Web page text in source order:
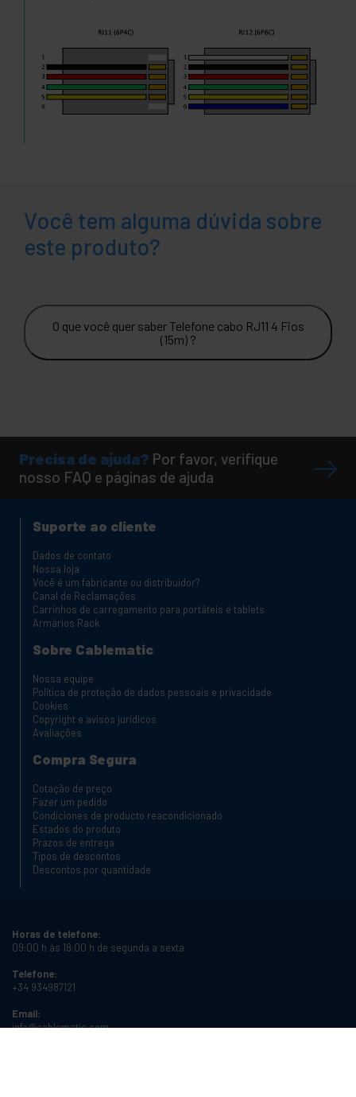
Você tem alguma dúvida sobre
este produto?
O que você quer saber Telefone cabo RJ11 4 Fios
(15m) ?
Precisa de ajuda? Por favor, verifique
nosso FAQ e páginas de ajuda
Suporte ao cliente
Dados de contato
Nossa loja
Você é um fabricante ou distribuidor?
Canal de Reclamações
Carrinhos de carregamento para portáteis e tablets
Armários Rack
Sobre Cablematic
Nossa equipe
Política de proteção de dados pessoais e privacidade
Cookies
Copyright e avisos jurídicos
Avaliações
Compra Segura
Cotação de preço
Fazer um pedido
Condiciones de producto reacondicionado
Estados do produto
Prazos de entrega
Tipos de descontos
Descontos por quantidade
Horas de telefone:
09:00 h às 18:00 h de segunda a sexta
Telefone:
+34 934987121
Email:
info@cablematic.com